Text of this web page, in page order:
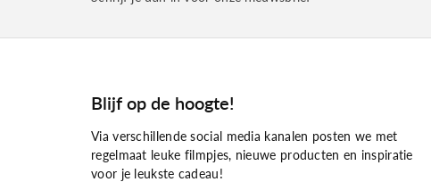
Blijf op de hoogte!
Via verschillende social media kanalen posten we met
regelmaat leuke filmpjes, nieuwe producten en inspiratie
voor je leukste cadeau!